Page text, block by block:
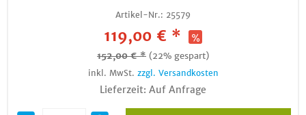
Artikel-Nr.: 25579
119,00 € *
152,00 € * (22% gespart)
inkl. MwSt. zzgl. Versandkosten
Lieferzeit: Auf Anfrage